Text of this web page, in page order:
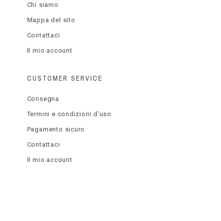
Chi siamo
Mappa del sito
Contattaci
Il mio account
CUSTOMER SERVICE
Consegna
Termini e condizioni d'uso
Pagamento sicuro
Contattaci
Il mio account